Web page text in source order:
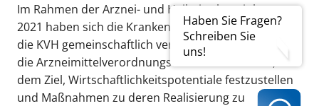
Haben Sie Fragen?
Schreiben Sie
uns!
Im Rahmen der Arznei- und Heilmittelvereinbarung
2021 haben sich die Krankenkassen / -verbände und
die KVH gemeinschaftlich verpflichtet, kontinuierlich
die Arzneimittelverordnungsdaten zu bewerten, mit
dem Ziel, Wirtschaftlichkeitspotentiale festzustellen
und Maßnahmen zu deren Realisierung zu